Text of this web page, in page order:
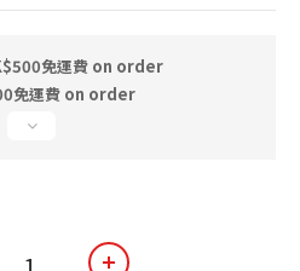
免運費 on order
免運費 on order